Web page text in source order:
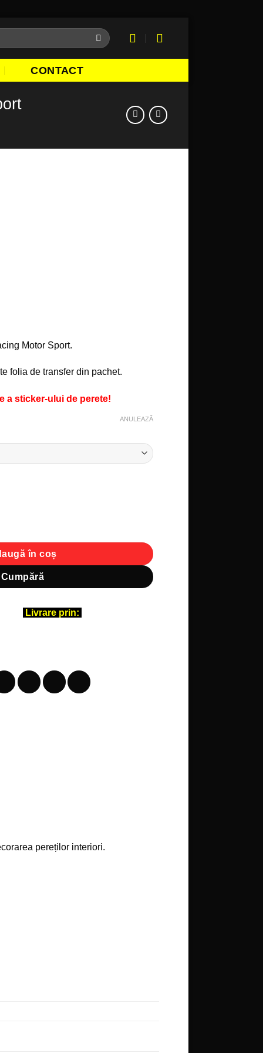
CONTACT
Motor Sport.
folia de transfer din pachet.
a sticker-ului de perete!
ANULEAZĂ
în coș
Cumpără
Livrare prin:
pereților interiori.